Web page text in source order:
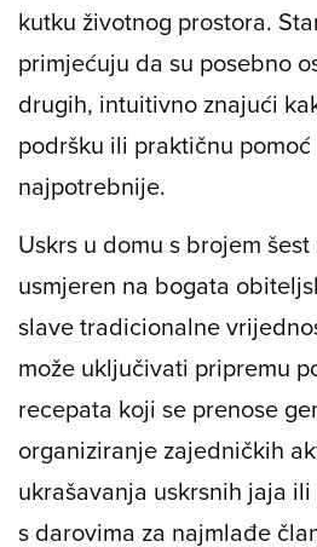
kutku životnog prostora.
primjećuju da su posebno
drugih, intuitivno znajući
podršku ili praktičnu
najpotrebnije.
Uskrs u domu s brojem
usmjeren na bogata
slave tradicionalne
može uključivati pripremu
recepata koji se prenose
organiziranje zajedničkih
ukrašavanja uskrsnih jaja
s darovima za najmlađe